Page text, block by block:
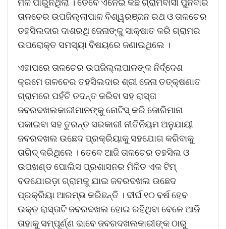
ମିଳି ପାରୁନଥିଲା । ତେବେ ଏନେଇ କିଛି ଗ୍ରାମବାସୀ ପୁନର୍ବାର
ତାଳଚେର ଉପଜିଲ୍ଲାପାଳ ବିଶ୍ୱରଞ୍ଜନ ରଥ ଓ ତାଳଚେର
ତହସିଲଦାର ଦାଶରଥି ଜେନାଙ୍କୁ ସାକ୍ଷାତ କରି ଗ୍ରାମର
ଉପରୋକ୍ତ ସମସ୍ୟା ବିଷୟରେ ଜଣାଇଥିଲେ ।
ଏହାପରେ ତାଳଚେର ଉପଜିଲ୍ଲାପାଳଙ୍କ ନିର୍ଦ୍ଦେଶ
କ୍ରମେ ତାଳଚେର ତହସିଲଦାର ଶ୍ରୀ ଜେନା ତତ୍‌କ୍ଷଣାତ
ଗ୍ରାମରେ ପହଁଚି ତଦନ୍ତ କରିବା ସହ ରାସ୍ତା
ଜବରଦଖଲକାରୀମାନଙ୍କୁ ନୋଟିସ୍ କରି ଜୋରିମାନା
ପକାଇବା ସହ ତୁରନ୍ତ ସରକାରୀ ନୀତିନିୟମ ଅନୁଯାୟୀ
ଜବରଦଖଲ ଉଛେଦ ପ୍ରକ୍ରିୟାକୁ ସହଯୋଗ କରିବାକୁ
ତାଗିଦ୍ କରିଥିଲେ । ତେବେ ଆଜି ତାଳଚେର ତହସିଲ ଓ
ଉପଖଣ୍ଡ ପୋଲିସ ପ୍ରଶାସନର ମିଳିତ ଏକ ଟିମ୍
ବଡଯୋରଡ଼ା ଗ୍ରାମକୁ ଯାଇ ଜବରଦଖଲ ଉଛେଦ
ପ୍ରକ୍ରିୟା ଆରମ୍ଭ କରିଛନ୍ତି । ଦୀର୍ଘ ୧୦ ବର୍ଷ ହେବ
ଉକ୍ତ ରାସ୍ତାଟି ଜବରଦଖଲ ହୋଇ ରହିଥିବା ବେଳେ ଆଜି
ତାହାକୁ ସମ୍ପୂର୍ଣ୍ଣ ଭାବେ ଜବରଦଖଲକାରୀଙ୍କ ଠାରୁ